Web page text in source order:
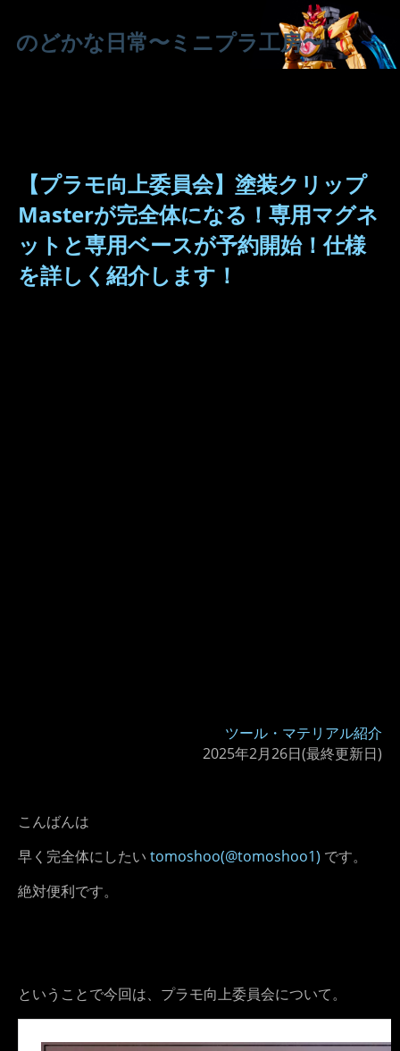
のどかな日常〜ミニプラ工房〜
【プラモ向上委員会】塗装クリップ
Masterが完全体になる！専用マグネ
ットと専用ベースが予約開始！仕様
を詳しく紹介します！
ツール・マテリアル紹介
2025年2月26日(最終更新日)
こんばんは
早く完全体にしたい tomoshoo(@tomoshoo1) です。
絶対便利です。
ということで今回は、プラモ向上委員会について。